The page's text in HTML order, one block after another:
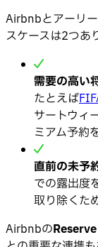
Airbnbとアーリ
スケースは2つあ
需要の高い
たとえば
サートウィ
ミアム予約
直前の未予
での露出度
取り除くた
Airbnbの